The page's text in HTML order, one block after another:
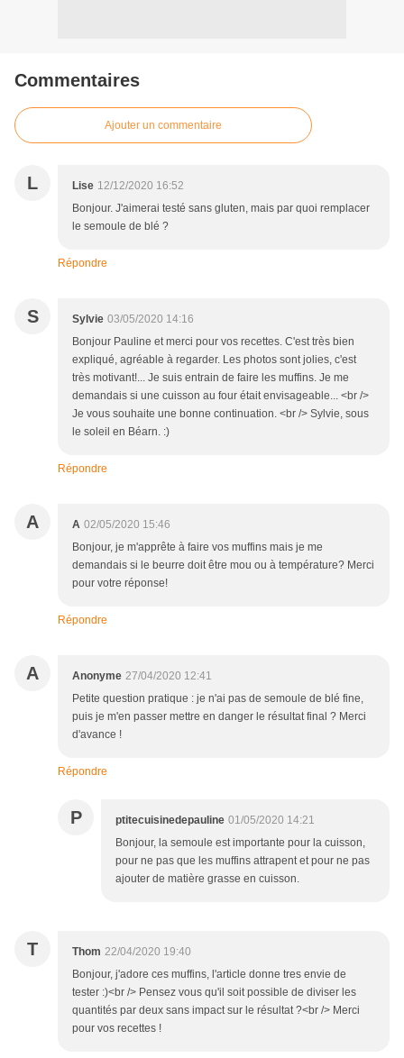
Commentaires
Ajouter un commentaire
L Lise 12/12/2020 16:52
Bonjour. J'aimerai testé sans gluten, mais par quoi remplacer
le semoule de blé ?
Répondre
S Sylvie 03/05/2020 14:16
Bonjour Pauline et merci pour vos recettes. C'est très bien
expliqué, agréable à regarder. Les photos sont jolies, c'est
très motivant!... Je suis entrain de faire les muffins. Je me
demandais si une cuisson au four était envisageable... <br />
Je vous souhaite une bonne continuation. <br /> Sylvie, sous
le soleil en Béarn. :)
Répondre
A A 02/05/2020 15:46
Bonjour, je m'apprête à faire vos muffins mais je me
demandais si le beurre doit être mou ou à température? Merci
pour votre réponse!
Répondre
A Anonyme 27/04/2020 12:41
Petite question pratique : je n'ai pas de semoule de blé fine,
puis je m'en passer mettre en danger le résultat final ? Merci
d'avance !
Répondre
P ptitecuisinedepauline 01/05/2020 14:21
Bonjour, la semoule est importante pour la cuisson,
pour ne pas que les muffins attrapent et pour ne pas
ajouter de matière grasse en cuisson.
T Thom 22/04/2020 19:40
Bonjour, j'adore ces muffins, l'article donne tres envie de
tester :)<br /> Pensez vous qu'il soit possible de diviser les
quantités par deux sans impact sur le résultat ?<br /> Merci
pour vos recettes !